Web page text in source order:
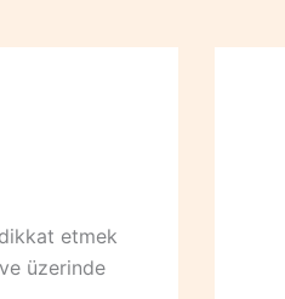
etmek
üzerinde